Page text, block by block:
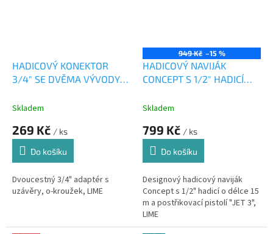
HADICOVÝ KONEKTOR
3/4" SE DVĚMA VÝVODY
Skladem
269 Kč / ks
Do košíku
Dvoucestný 3/4" adaptér s
uzávěry, o-kroužek, LIME
949 Kč –15 %
HADICOVÝ NAVIJÁK
CONCEPT S 1/2" HADICÍ
Skladem
799 Kč / ks
Do košíku
Designový hadicový naviják
Concept s 1/2" hadicí o délce 15
m a postřikovací pistolí "JET 3",
LIME